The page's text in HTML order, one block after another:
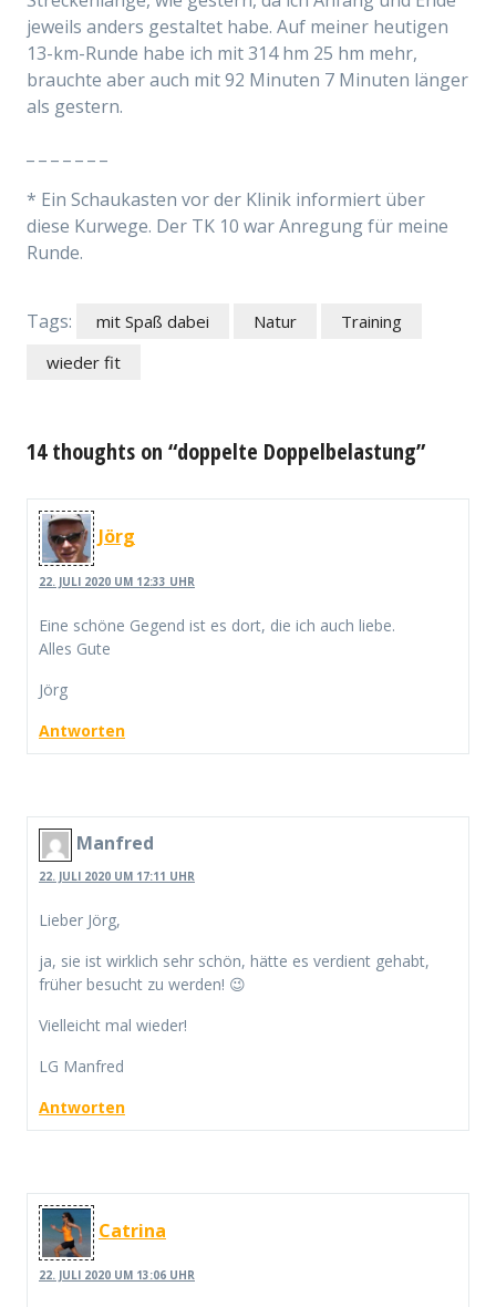
jeweils anders gestaltet habe. Auf meiner heutigen
13-km-Runde habe ich mit 314 hm 25 hm mehr,
brauchte aber auch mit 92 Minuten 7 Minuten länger
als gestern.
* Ein Schaukasten vor der Klinik informiert über
diese Kurwege. Der TK 10 war Anregung für meine
Runde.
Tags: mit Spaß dabei Natur
Training
wieder fit
14 thoughts on “doppelte Doppelbelastung”
Jörg
22. JULI 2020 UM 12:33 UHR
Eine schöne Gegend ist es dort, die ich auch liebe.
Alles Gute
Jörg
Antworten
Manfred
22. JULI 2020 UM 17:11 UHR
Lieber Jörg,
ja, sie ist wirklich sehr schön, hätte es verdient gehabt,
früher besucht zu werden! 😉
Vielleicht mal wieder!
LG Manfred
Antworten
Catrina
22. JULI 2020 UM 13:06 UHR